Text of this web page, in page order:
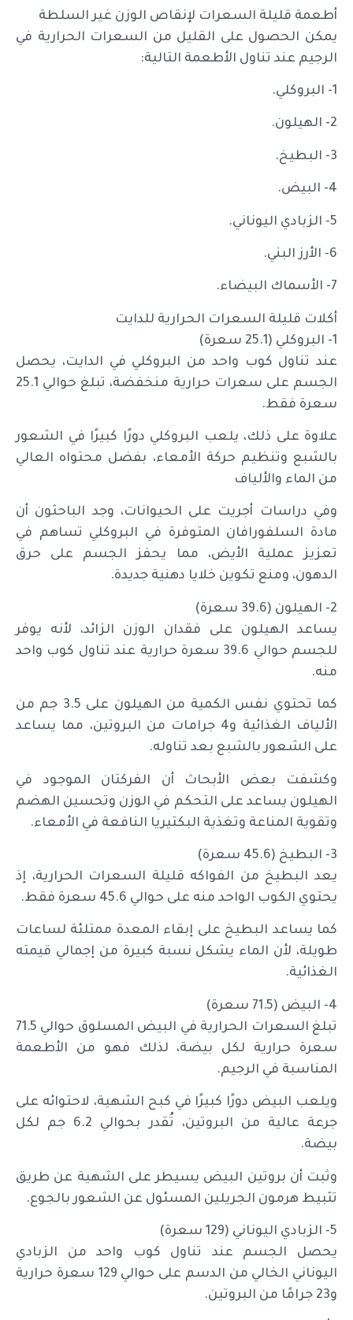
أطعمة قليلة السعرات لإنقاص الوزن غير السلطة
يمكن الحصول على القليل من السعرات الحرارية في
الرجيم عند تناول الأطعمة التالية:
1- البروكلي.
2- الهيلون.
3- البطيخ.
4- البيض.
5- الزبادي اليوناني.
6- الأرز البني.
7- الأسماك البيضاء.
أكلات قليلة السعرات الحرارية للدايت
1- البروكلي (25.1 سعرة)
عند تناول كوب واحد من البروكلي في الدايت، يحصل
الجسم على سعرات حرارية منخفضة، تبلغ حوالي 25.1
سعرة فقط.
علاوة على ذلك، يلعب البروكلي دورًا كبيرًا في الشعور
بالشبع وتنظيم حركة الأمعاء، بفضل محتواه العالي
من الماء والألياف
وفي دراسات أجريت على الحيوانات، وجد الباحثون أن
مادة السلفورافان المتوفرة في البروكلي تساهم في
تعزيز عملية الأيض، مما يحفز الجسم على حرق
الدهون، ومنع تكوين خلايا دهنية جديدة.
2- الهيلون (39.6 سعرة)
يساعد الهيلون على فقدان الوزن الزائد، لأنه يوفر
للجسم حوالي 39.6 سعرة حرارية عند تناول كوب واحد
منه.
كما تحتوي نفس الكمية من الهيلون على 3.5 جم من
الألياف الغذائية و4 جرامات من البروتين، مما يساعد
على الشعور بالشبع بعد تناوله.
وكشفت بعض الأبحاث أن الفركتان الموجود في
الهيلون يساعد على التحكم في الوزن وتحسين الهضم
وتقوية المناعة وتغذية البكتيريا النافعة في الأمعاء.
3- البطيخ (45.6 سعرة)
يعد البطيخ من الفواكه قليلة السعرات الحرارية، إذ
يحتوي الكوب الواحد منه على حوالي 45.6 سعرة فقط.
كما يساعد البطيخ على إبقاء المعدة ممتلئة لساعات
طويلة، لأن الماء يشكل نسبة كبيرة من إجمالي قيمته
الغذائية.
4- البيض (71.5 سعرة)
تبلغ السعرات الحرارية في البيض المسلوق حوالي 71.5
سعرة حرارية لكل بيضة، لذلك فهو من الأطعمة
المناسبة في الرجيم.
ويلعب البيض دورًا كبيرًا في كبح الشهية، لاحتوائه على
جرعة عالية من البروتين، تُقدر بحوالي 6.2 جم لكل
بيضة.
وثبت أن بروتين البيض يسيطر على الشهية عن طريق
تثبيط هرمون الجريلين المسئول عن الشعور بالجوع.
5- الزبادي اليوناني (129 سعرة)
يحصل الجسم عند تناول كوب واحد من الزبادي
اليوناني الخالي من الدسم على حوالي 129 سعرة حرارية
و23 جرامًا من البروتين.